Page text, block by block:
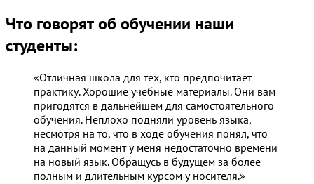
Что говорят об обучении наши
студенты:
«Отличная школа для тех, кто предпочитает
практику. Хорошие учебные материалы. Они вам
пригодятся в дальнейшем для самостоятельного
обучения. Неплохо подняли уровень языка,
несмотря на то, что в ходе обучения понял, что
на данный момент у меня недостаточно времени
на новый язык. Обращусь в будущем за более
полным и длительным курсом у носителя.»